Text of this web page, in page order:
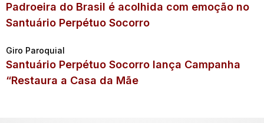
Padroeira do Brasil é acolhida com emoção no
Santuário Perpétuo Socorro
Giro Paroquial
Santuário Perpétuo Socorro lança Campanha
“Restaura a Casa da Mãe